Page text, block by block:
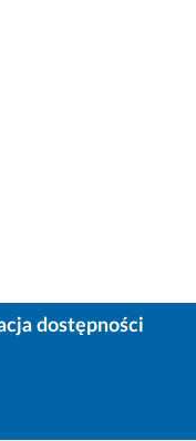
dostępności